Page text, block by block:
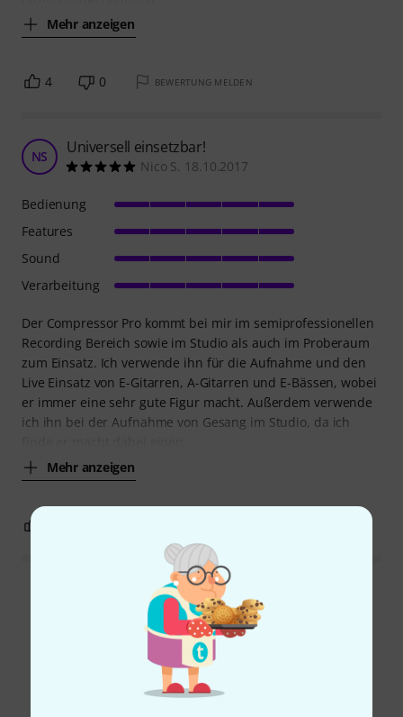
Mehr anzeigen
4 0 BEWERTUNG MELDEN
NS Universell einsetzbar!
Nico S. 18.10.2017
Der Compressor Pro kommt bei mir im semiprofessionellen
Recording Bereich sowie im Studio als auch im Proberaum
zum Einsatz. Ich verwende ihn für die Aufnahme und den
Live Einsatz von E-Gitarren, A-Gitarren und E-Bässen, wobei
er immer eine sehr gute Figur macht. Außerdem verwende
ich ihn bei der Aufnahme von Gesang im Studio, da ich
Mehr anzeigen
Bedienung
Features
Sound
Verarbeitung
Alle Bewertungen lesen
Schon gewusst?